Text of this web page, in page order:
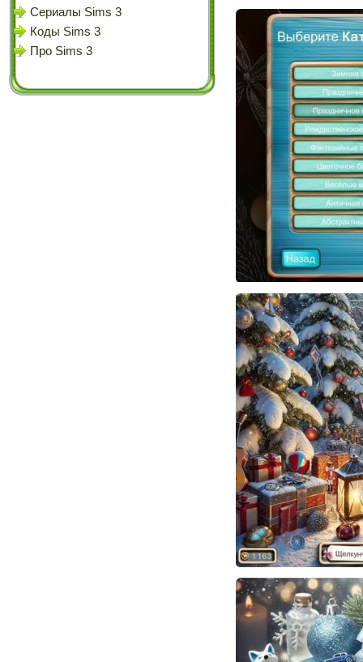
Сериалы Sims 3
Коды Sims 3
Про Sims 3